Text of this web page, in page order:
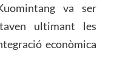
va ser
ultimant les
econòmica